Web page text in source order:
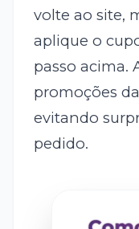
volte ao site,
aplique o
passo acima.
promoções
evitando
pedido.